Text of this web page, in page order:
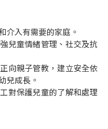
介入有需要的家庭。
兒童情緒管理、社交及抗
向親子管教，建立安全依
兒成長。
對保護兒童的了解和處理